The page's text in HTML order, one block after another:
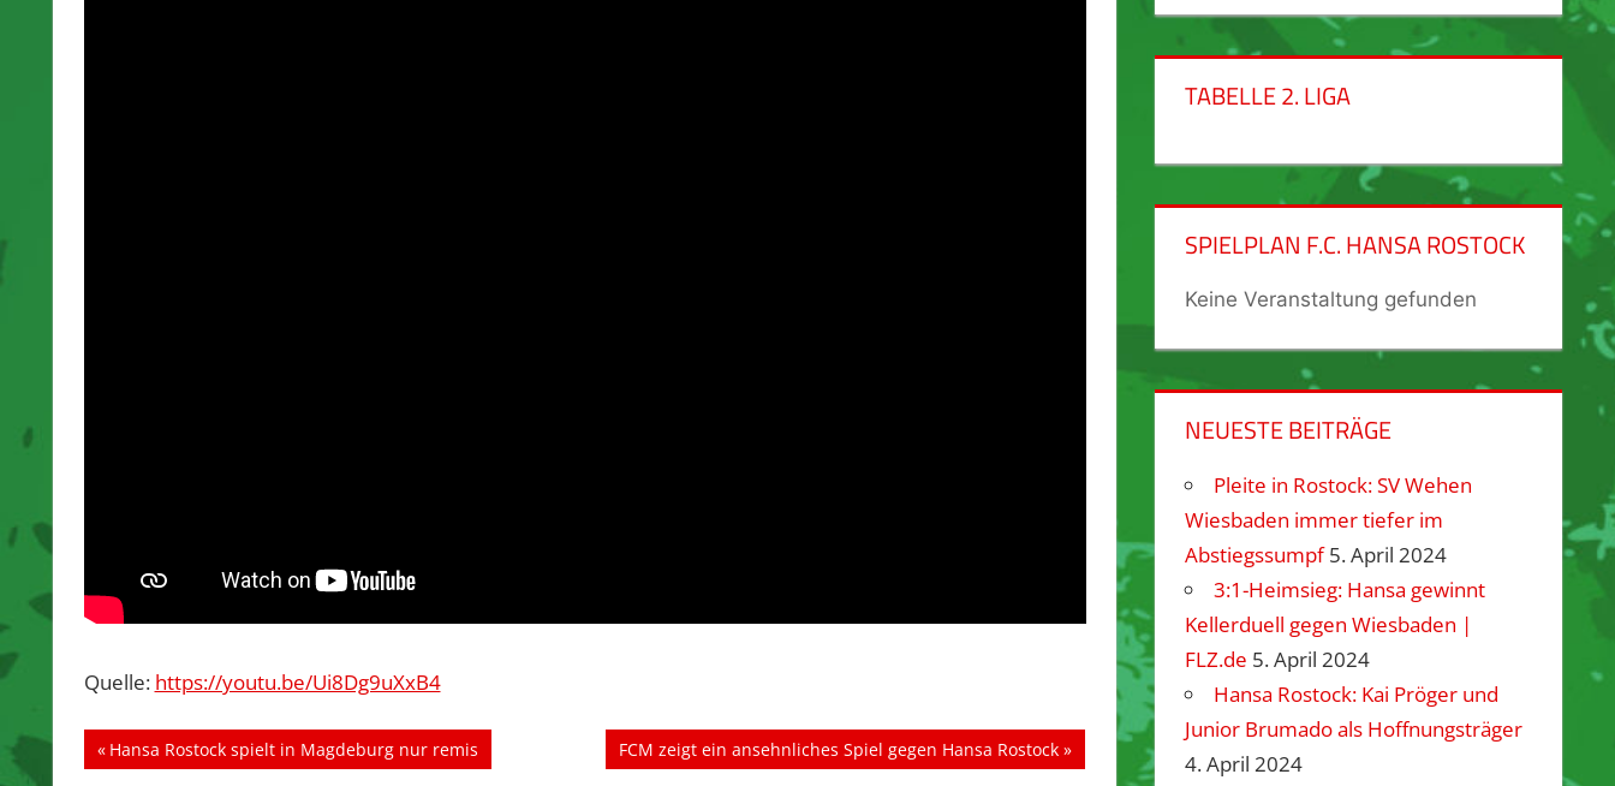
Quelle: https://youtu.be/Ui8Dg9uXxB4
Beitragsnavigation
Vorheriger
Beitrag:
Hansa Rostock spielt in Magdeburg nur remis
Nächster
Beitrag:
FCM zeigt ein ansehnliches Spiel gegen Hansa Rostock
TABELLE 2. LIGA
SPIELPLAN F.C. HANSA ROSTOCK
Keine Veranstaltung gefunden
NEUESTE BEITRÄGE
Pleite in Rostock: SV Wehen
Wiesbaden immer tiefer im
Abstiegssumpf 5. April 2024
3:1-Heimsieg: Hansa gewinnt
Kellerduell gegen Wiesbaden |
FLZ.de 5. April 2024
Hansa Rostock: Kai Pröger und
Junior Brumado als Hoffnungsträger
4. April 2024